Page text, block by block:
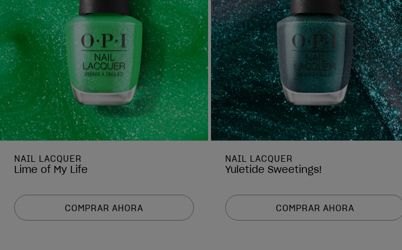
NAIL LACQUER
Lime of My Life
COMPRAR AHORA
NAIL LACQUER
Yuletide Sweetings!
COMPRAR AHORA